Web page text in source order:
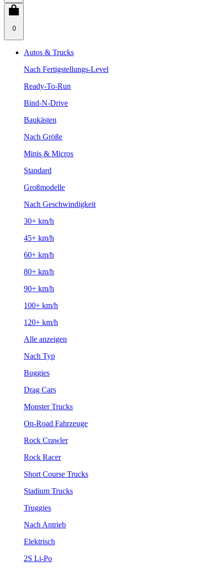
0
Autos & Trucks
Nach Fertigstellungs-Level
Ready-To-Run
Bind-N-Drive
Baukästen
Nach Größe
Minis & Micros
Standard
Großmodelle
Nach Geschwindigkeit
30+ km/h
45+ km/h
60+ km/h
80+ km/h
90+ km/h
100+ km/h
120+ km/h
Alle anzeigen
Nach Typ
Buggies
Drag Cars
Monster Trucks
On-Road Fahrzeuge
Rock Crawler
Rock Racer
Short Course Trucks
Stadium Trucks
Truggies
Nach Antrieb
Elektrisch
2S Li-Po